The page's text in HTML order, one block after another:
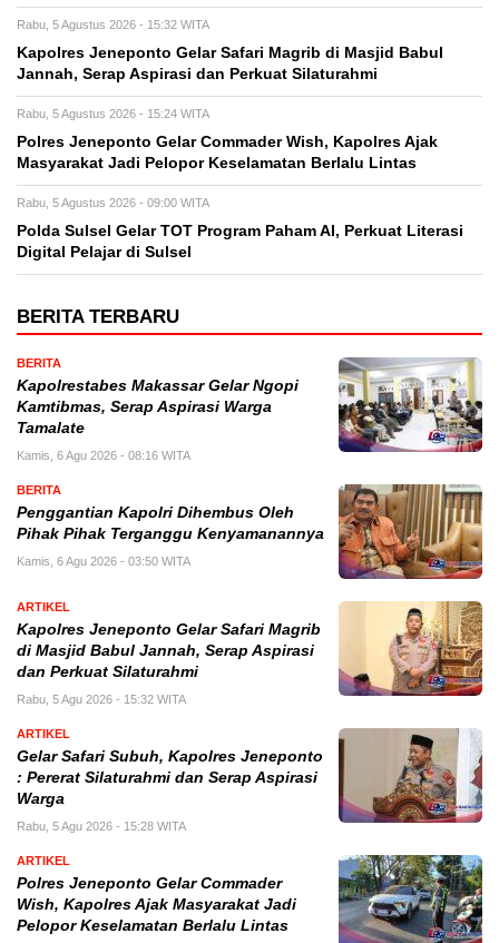
Rabu, 5 Agustus 2026 - 15:32 WITA
Kapolres Jeneponto Gelar Safari Magrib di Masjid Babul
Jannah, Serap Aspirasi dan Perkuat Silaturahmi
Rabu, 5 Agustus 2026 - 15:24 WITA
Polres Jeneponto Gelar Commader Wish, Kapolres Ajak
Masyarakat Jadi Pelopor Keselamatan Berlalu Lintas
Rabu, 5 Agustus 2026 - 09:00 WITA
Polda Sulsel Gelar TOT Program Paham AI, Perkuat Literasi
Digital Pelajar di Sulsel
BERITA TERBARU
BERITA
Kapolrestabes Makassar Gelar Ngopi
Kamtibmas, Serap Aspirasi Warga
Tamalate
Kamis, 6 Agu 2026 - 08:16 WITA
BERITA
Penggantian Kapolri Dihembus Oleh
Pihak Pihak Terganggu Kenyamanannya
Kamis, 6 Agu 2026 - 03:50 WITA
ARTIKEL
Kapolres Jeneponto Gelar Safari Magrib
di Masjid Babul Jannah, Serap Aspirasi
dan Perkuat Silaturahmi
Rabu, 5 Agu 2026 - 15:32 WITA
ARTIKEL
Gelar Safari Subuh, Kapolres Jeneponto
: Pererat Silaturahmi dan Serap Aspirasi
Warga
Rabu, 5 Agu 2026 - 15:28 WITA
ARTIKEL
Polres Jeneponto Gelar Commader
Wish, Kapolres Ajak Masyarakat Jadi
Pelopor Keselamatan Berlalu Lintas